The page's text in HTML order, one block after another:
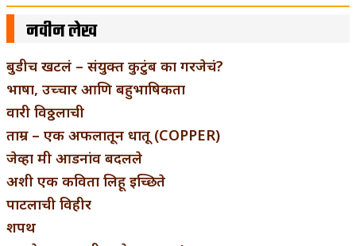
नवीन लेख
बुडीच खटलं – संयुक्त कुटुंब का गरजेचं?
भाषा, उच्चार आणि बहुभाषिकता
वारी विठ्ठलाची
ताम्र – एक अफलातून धातू (COPPER)
जेव्हा मी आडनांव बदलले
अशी एक कविता लिहू इच्छिते
पाटलाची विहीर
शपथ